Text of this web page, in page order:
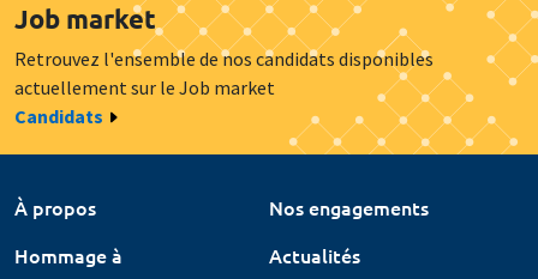
Job market
Retrouvez l'ensemble de nos candidats disponibles
actuellement sur le Job market
Candidats
À propos
Nos engagements
Hommage à
Actualités